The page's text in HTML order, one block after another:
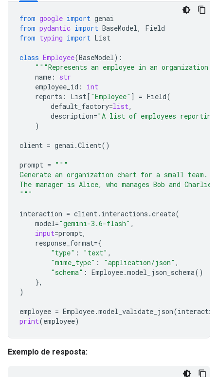
from google import genai
from pydantic import BaseModel,
Field
from typing import List
class Employee(BaseModel):
"""Represents an employee in an
name :
str
employee_id :
int
reports : List[ "Employee" ] = Field(
default_factory=list,
description="A list of employees
)
client = genai .Client()
prompt = """
Generate an organization chart for a small team.
The manager is Alice, who manages Bob and Charlie.
"""
interaction = client. interactions .create(
model="gemini-3.6-flash" ,
input=prompt,
response_format={
"type" : "text" ,
"mime_type" : "application/json" ,
"schema" : Employee.model_json_schema()
},
)
employee = Employee.model_validate_json(
print(employee)
Exemplo de resposta: